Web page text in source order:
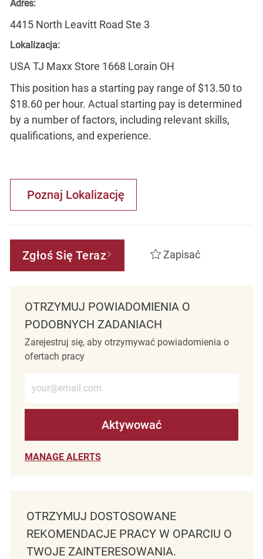
Adres:
4415 North Leavitt Road Ste 3
Lokalizacja:
USA TJ Maxx Store 1668 Lorain OH
This position has a starting pay range of $13.50 to
$18.60 per hour. Actual starting pay is determined
by a number of factors, including relevant skills,
qualifications, and experience.
Poznaj Lokalizację
Zgłoś Się Teraz Zapisać
OTRZYMUJ POWIADOMIENIA O
PODOBNYCH ZADANIACH
Zarejestruj się, aby otrzymywać powiadomienia o
ofertach pracy
Aktywować
MANAGE ALERTS
OTRZYMUJ DOSTOSOWANE
REKOMENDACJE PRACY W OPARCIU O
TWOJE ZAINTERESOWANIA.